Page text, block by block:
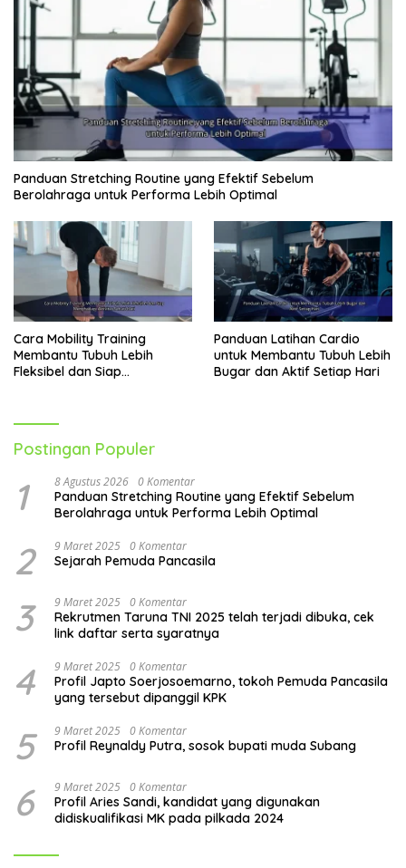
Panduan Stretching Routine yang Efektif Sebelum
Berolahraga untuk Performa Lebih Optimal
Cara Mobility Training
Membantu Tubuh Lebih
Fleksibel dan Siap
Panduan Latihan Cardio
untuk Membantu Tubuh Lebih
Bugar dan Aktif Setiap Hari
Postingan Populer
1 8 Agustus 2026 0 Komentar
Panduan Stretching Routine yang Efektif Sebelum
Berolahraga untuk Performa Lebih Optimal
2 9 Maret 2025 0 Komentar
Sejarah Pemuda Pancasila
3 9 Maret 2025 0 Komentar
Rekrutmen Taruna TNI 2025 telah terjadi dibuka, cek
link daftar serta syaratnya
4 9 Maret 2025 0 Komentar
Profil Japto Soerjosoemarno, tokoh Pemuda Pancasila
yang tersebut dipanggil KPK
5 9 Maret 2025 0 Komentar
Profil Reynaldy Putra, sosok bupati muda Subang
6 9 Maret 2025 0 Komentar
Profil Aries Sandi, kandidat yang digunakan
didiskualifikasi MK pada pilkada 2024